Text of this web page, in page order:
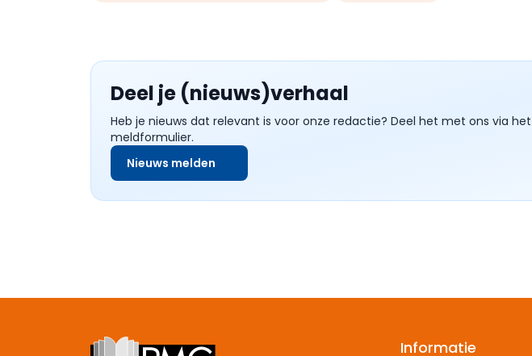
Deel je (nieuws)verhaal
Heb je nieuws dat relevant is voor onze redactie? Deel het met ons via het
meldformulier.
Nieuws melden
Informatie